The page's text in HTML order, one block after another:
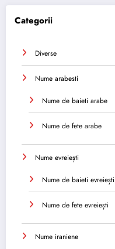
Categorii
Diverse
Nume arabesti
Nume de baieti arabe
Nume de fete arabe
Nume evreiești
Nume de baieti evreiești
Nume de fete evreiești
Nume iraniene